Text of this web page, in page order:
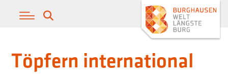
Töpfern international